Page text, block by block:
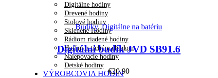
Digitálne hodiny
Drevené hodiny
Stolové hodiny
Sklenené Hodiny
Rádiom riadené hodiny
Hodiny s tichým chodom
Nalepovacie hodiny
Detské hodiny
VÝROBCOVIA HODÍN
Budíky,Digitálne na batériu
Digitálni budík JVD SB91.6
€20.90